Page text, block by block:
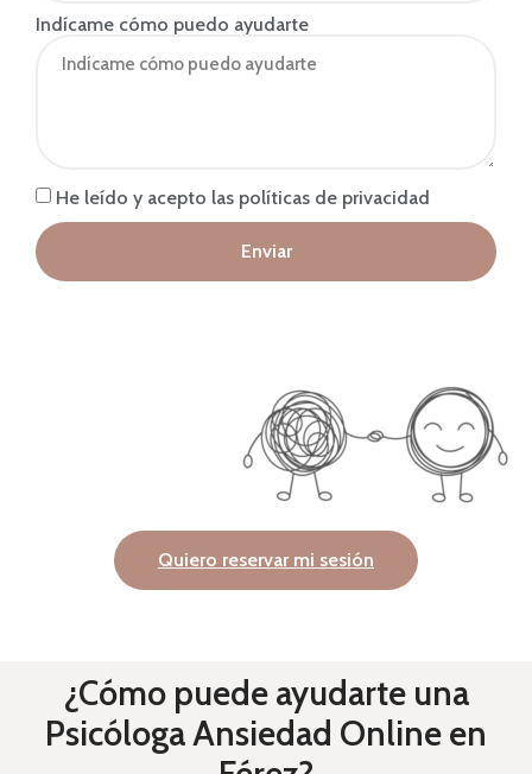
Indícame cómo puedo ayudarte
He leído y acepto las políticas de privacidad
Enviar
Quiero reservar mi sesión
¿Cómo puede ayudarte una
Psicóloga Ansiedad Online en